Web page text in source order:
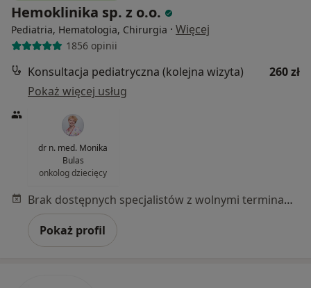
Hemoklinika sp. z o.o.
Pediatria, Hematologia, Chirurgia · Więcej
1856 opinii
Konsultacja pediatryczna (kolejna wizyta)
260 zł
Pokaż więcej usług
dr n. med. Monika
Bulas
onkolog dziecięcy
Brak dostępnych specjalistów z wolnymi terminami w tym centrum medycznym.
Pokaż profil